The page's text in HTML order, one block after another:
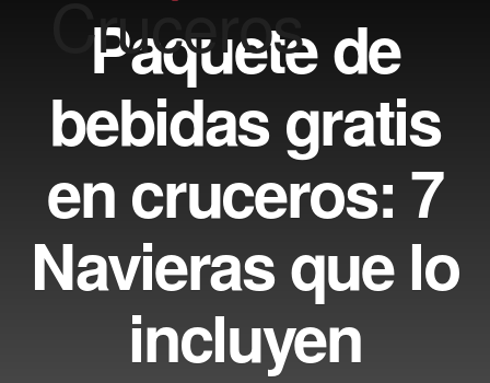
Paquete de
bebidas gratis
en cruceros: 7
Navieras que lo
incluyen